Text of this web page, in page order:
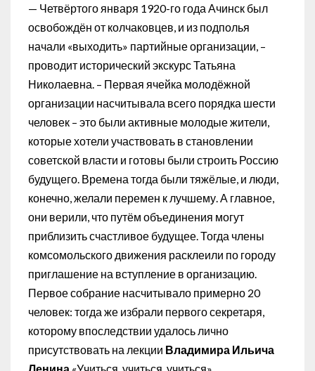
— Четвёртого января 1920-го года Ачинск был
освобождён от колчаковцев, и из подполья
начали «выходить» партийные организации, –
проводит исторический экскурс Татьяна
Николаевна. – Первая ячейка молодёжной
организации насчитывала всего порядка шести
человек – это были активные молодые жители,
которые хотели участвовать в становлении
советской власти и готовы были строить Россию
будущего. Времена тогда были тяжёлые, и люди,
конечно, желали перемен к лучшему. А главное,
они верили, что путём объединения могут
приблизить счастливое будущее. Тогда члены
комсомольского движения расклеили по городу
приглашение на вступление в организацию.
Первое собрание насчитывало примерно 20
человек: тогда же избрали первого секретаря,
которому впоследствии удалось лично
присутствовать на лекции Владимира Ильича
Ленина «Учиться, учиться, учиться».